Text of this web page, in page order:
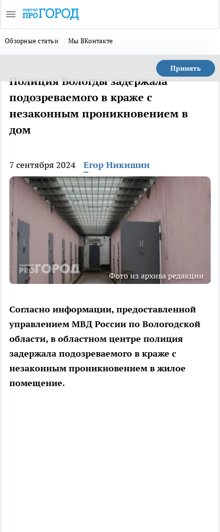
Обзорные статьи Мы ВКонтакте
Принять
Полиция Вологды задержала
подозреваемого в краже с
незаконным проникновением в
дом
7 сентября 2024 Егор Никишин
Фото из архива редакции
Согласно информации, предоставленной
управлением МВД России по Вологодской
области, в областном центре полиция
задержала подозреваемого в краже с
незаконным проникновением в жилое
помещение.